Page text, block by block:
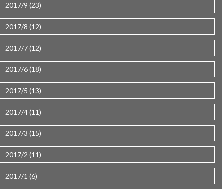
2017/9 (23)
2017/8 (12)
2017/7 (12)
2017/6 (18)
2017/5 (13)
2017/4 (11)
2017/3 (15)
2017/2 (11)
2017/1 (6)